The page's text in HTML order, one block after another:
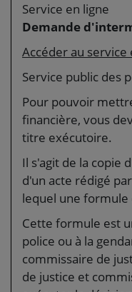
Service en ligne
Demande
Accéder au service
Service public des
Pour pouvoir
financière, vous
titre exécutoire.
Il s'agit de la copie
d'un acte rédigé
lequel une
Cette formule est
police ou à la
commissaire de
de justice et